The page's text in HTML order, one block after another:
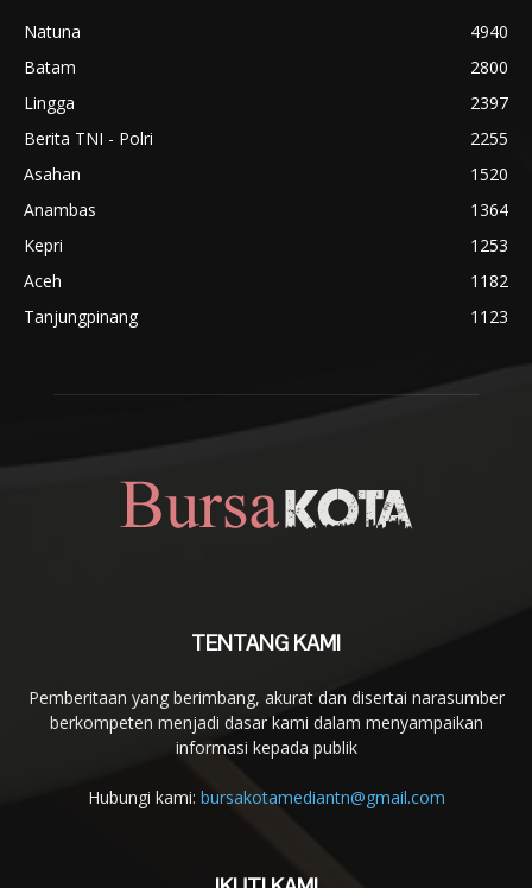
Natuna
4940
Batam
2800
Lingga
2397
Berita TNI - Polri
2255
Asahan
1520
Anambas
1364
Kepri
1253
Aceh
1182
Tanjungpinang
1123
TENTANG KAMI
Pemberitaan yang berimbang, akurat dan disertai narasumber
berkompeten menjadi dasar kami dalam menyampaikan
informasi kepada publik
Hubungi kami: bursakotamediantn@gmail.com